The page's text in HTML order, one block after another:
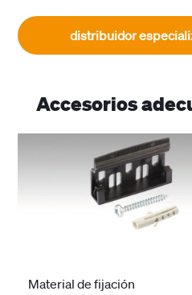
distribuidor
Accesorios
Material de fijación